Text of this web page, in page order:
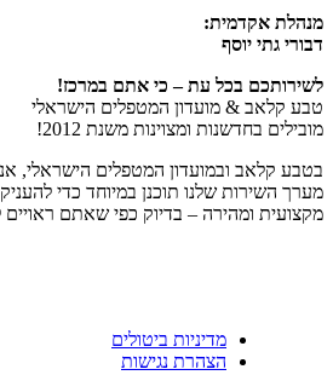
מנהלת אקדמית:
דבורי גתי יוסף
לשירותכם בכל עת – כי אתם במרכז!
טבע קלאב & מועדון המטפלים הישראלי
מובילים בחדשנות ומצוינות משנת 2012!
בטבע קלאב ובמועדון המטפלים הישראלי,
מערך השירות שלנו תוכנן במיוחד כדי
מקצועית ומהירה – בדיוק כפי שאתם ראויים
מדיניות ביטולים
הצהרת נגישות